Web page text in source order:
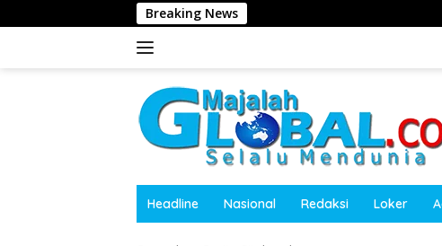
ke
Breaking News Harita
Headline Nasional Redaksi Loker